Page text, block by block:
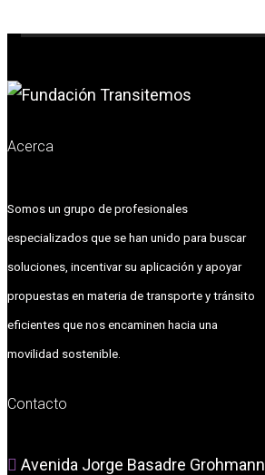
Acerca
Somos un grupo de profesionales
especializados que se han unido para buscar
soluciones, incentivar su aplicación y apoyar
propuestas en materia de transporte y tránsito
eficientes que nos encaminen hacia una
movilidad sostenible.
Contacto
Avenida Jorge Basadre Grohmann